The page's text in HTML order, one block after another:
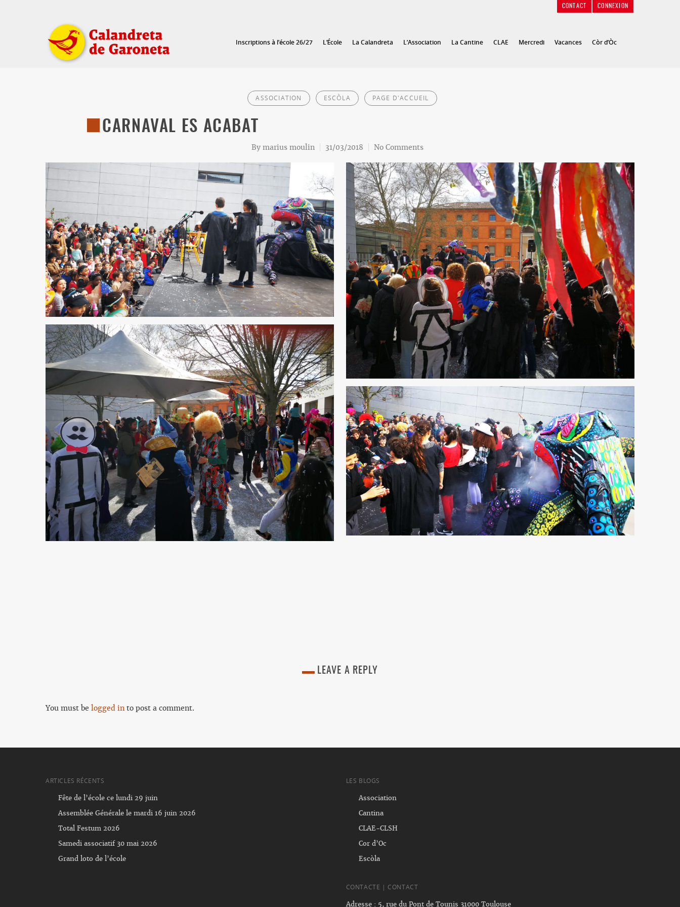
CONTACT CONNEXION
Inscriptions à l’école 26/27 L’École La Calandreta L’Association La Cantine CLAE Mercredi Vacances Còr d’Òc
ASSOCIATION ESCÒLA PAGE D'ACCUEIL
CARNAVAL ES ACABAT
By marius moulin 31/03/2018 No Comments
LEAVE A REPLY
You must be logged in to post a comment.
ARTICLES RÉCENTS
Fête de l’école ce lundi 29 juin
Assemblée Générale le mardi 16 juin 2026
Total Festum 2026
Samedi associatif 30 mai 2026
Grand loto de l’école
LES BLOGS
Association
Cantina
CLAE-CLSH
Cor d’Oc
Escòla
CONTACTE | CONTACT
Adresse : 5, rue du Pont de Tounis 31000 Toulouse